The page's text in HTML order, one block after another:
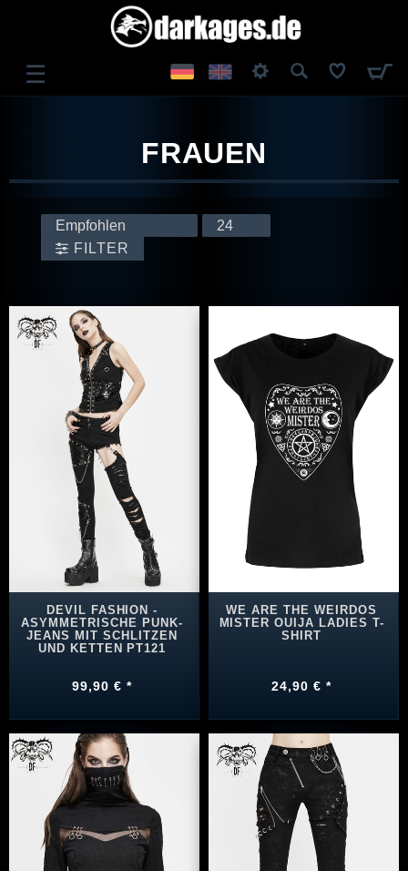
☰
REGISTRIEREN
FRAUEN
FILTER
DEVIL FASHION -
ASYMMETRISCHE PUNK-
JEANS MIT SCHLITZEN
UND KETTEN PT121
99,90 € *
WE ARE THE WEIRDOS
MISTER OUIJA LADIES T-
SHIRT
24,90 € *